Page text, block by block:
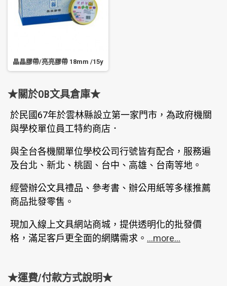
晶晶膠帶/亮亮膠帶 18mm /15y
★關於OB文具倉庫★
於民國67年於雲林縣設立第一家門市，為政府機關
與學校單位員工特約商店．
與全台各機關單位學校公司行號皆有配合，服務遍
及台北、新北、桃園、台中、高雄、台南等地。
經營辦公文具禮品、參考書、辦公用紙等多樣推薦
商品批發零售。
現加入線上文具網站商城，提供透明化的批發價
格，滿足客戶更全面的網購需求。 ...more...
★運費/付款方式說明★